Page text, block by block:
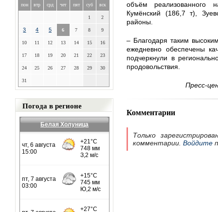
пон втр срд чет пят суб вск
1 2
3 4 5 6 7 8 9
10 11 12 13 14 15 16
17 18 19 20 21 22 23
24 25 26 27 28 29 30
31
Погода в регионе
Белая Холуница
объём реализованного
Кумёнский (186,7 т),
районы.
– Благодаря таким
ежедневно обеспечены
подчеркнули в
продовольствия.
Пресс-
Комментарии
Только
комментарии. Войдите